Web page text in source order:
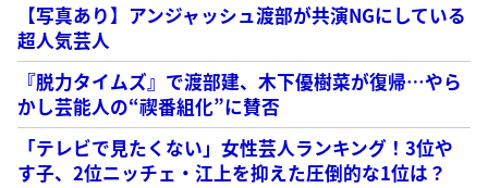
【写真あり】アンジャッシュ渡部が共演NGにしている
超人気芸人
『脱力タイムズ』で渡部建、木下優樹菜が復帰…やら
かし芸能人の“禊番組化”に賛否
「テレビで見たくない」女性芸人ランキング！3位や
す子、2位ニッチェ・江上を抑えた圧倒的な1位は？